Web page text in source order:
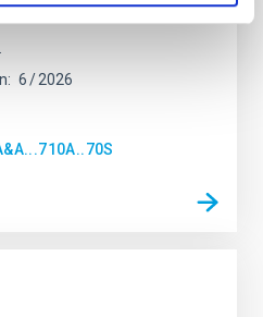
6 2026